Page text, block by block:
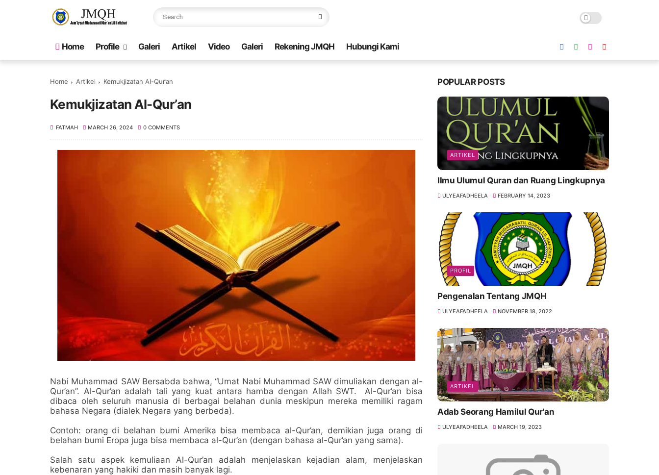
Home Profile Galeri Artikel Video Galeri Rekening JMQH Hubungi Kami
Home Artikel Kemukjizatan Al-Qur’an
Kemukjizatan Al-Qur’an
FATMAH MARCH 26, 2024 0 COMMENTS
Nabi Muhammad SAW Bersabda bahwa, “Umat Nabi Muhammad SAW dimuliakan dengan al-
Qur’an”. Al-Qur’an adalah tali yang kuat antara hamba dengan Allah SWT. Al-Qur’an bisa
dibaca oleh seluruh manusia di berbagai belahan dunia meskipun mereka memiliki ragam
bahasa Negara (dialek Negara yang berbeda).
​Contoh: orang di belahan bumi Amerika bisa membaca al-Qur’an, demikian juga orang di
belahan bumi Eropa juga bisa membaca al-Qur’an (dengan bahasa al-Qur’an yang sama).
Salah satu aspek kemuliaan Al-Qur’an adalah menjelaskan kejadian alam, menjelaskan
kebenaran yang hakiki dan masih banyak lagi.
POPULAR POSTS
ARTIKEL
Ilmu Ulumul Quran dan Ruang Lingkupnya
ULYEAFADHEELA FEBRUARY 14, 2023
PROFIL
Pengenalan Tentang JMQH
ULYEAFADHEELA NOVEMBER 18, 2022
ARTIKEL
Adab Seorang Hamilul Qur'an
ULYEAFADHEELA MARCH 19, 2023